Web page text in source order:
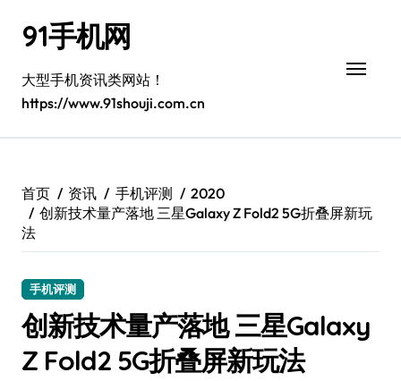
91手机网
大型手机资讯类网站！
https://www.91shouji.com.cn
首页 资讯 手机评测
2020
创新技术量产落地 三星Galaxy Z Fold2 5G折叠屏新玩
法
手机评测
创新技术量产落地 三星Galaxy
Z Fold2 5G折叠屏新玩法